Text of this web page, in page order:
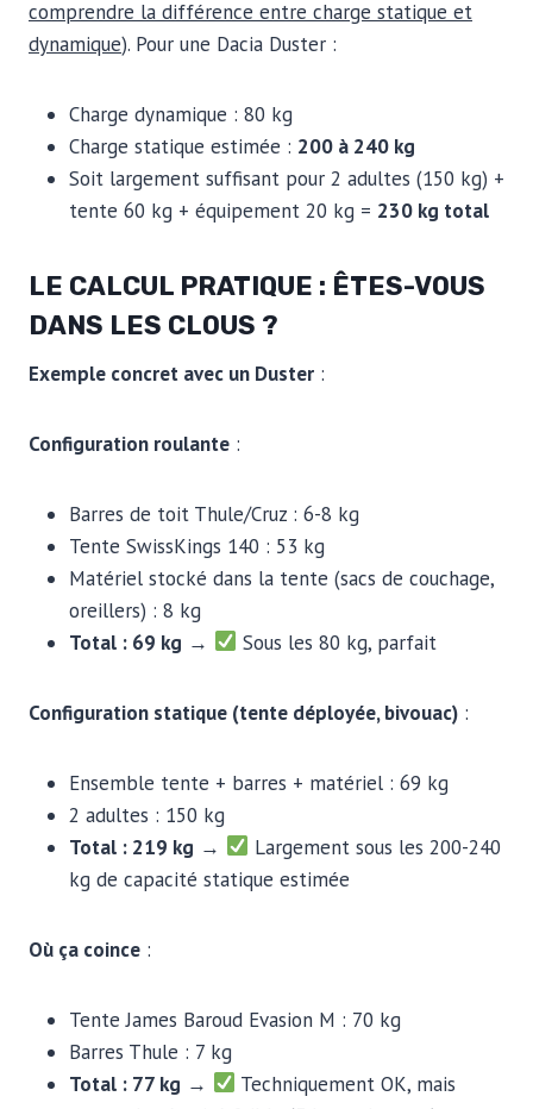
comprendre la différence entre charge statique et
dynamique). Pour une Dacia Duster :
Charge dynamique : 80 kg
Charge statique estimée : 200 à 240 kg
Soit largement suffisant pour 2 adultes (150 kg) +
tente 60 kg + équipement 20 kg = 230 kg total
LE CALCUL PRATIQUE : ÊTES-VOUS
DANS LES CLOUS ?
Exemple concret avec un Duster :
Configuration roulante :
Barres de toit Thule/Cruz : 6-8 kg
Tente SwissKings 140 : 53 kg
Matériel stocké dans la tente (sacs de couchage,
oreillers) : 8 kg
Total : 69 kg → Sous les 80 kg, parfait
Configuration statique (tente déployée, bivouac) :
Ensemble tente + barres + matériel : 69 kg
2 adultes : 150 kg
Total : 219 kg →
Largement sous les 200-240
kg de capacité statique estimée
Où ça coince :
Tente James Baroud Evasion M : 70 kg
Barres Thule : 7 kg
Total : 77 kg →
Techniquement OK, mais